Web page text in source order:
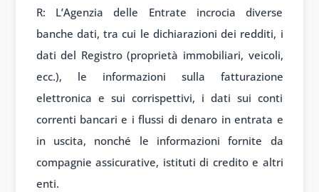
R: L’Agenzia delle Entrate incrocia diverse
banche dati, tra cui le dichiarazioni dei redditi, i
dati del Registro (proprietà immobiliari, veicoli,
ecc.), le informazioni sulla fatturazione
elettronica e sui corrispettivi, i dati sui conti
correnti bancari e i flussi di denaro in entrata e
in uscita, nonché le informazioni fornite da
compagnie assicurative, istituti di credito e altri
enti.